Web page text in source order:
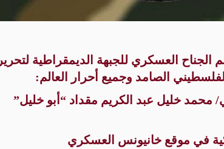
العسكري للجبهة الديمقراطية لتحرير
الصامد وجميع أحرار العالم:
محمد خليل عبد الكريم مقداد “أبو خليل”
في موقع خانيونس العسكري